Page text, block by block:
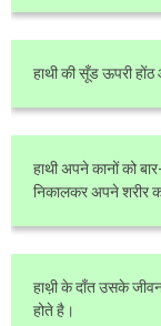
हाथी की सूँड ऊपरी
हाथी अपने कानों को
निकालकर अपने शरीर
हाथ़ी के दाँत उसके
होते है।